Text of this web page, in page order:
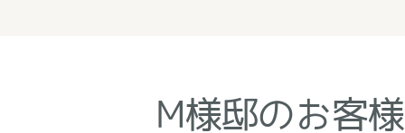
M様邸のお客